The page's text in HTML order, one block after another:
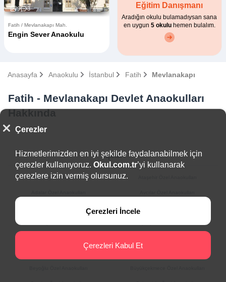
9 3
Fatih / Mevlanakapı Mah.
Engin Sever Anaokulu
Eğitim Danışmanı
Aradığın okulu bulamadıysan sana
en uygun 5 okuluhemen bulalım.
Anasayfa Anaokulu İstanbul Fatih Mevlanakapı
Fatih - Mevlanakapı Devlet Anaokulları
Hakkında
İlçeler
Arnavutköy Özel Anaokulları
Bağcılar Özel Anaokulları Bahçelievler Özel Anaokulları
Çerezler
Hizmetlerimizden en iyi şekilde faydalanabilmek için
çerezler kullanıyoruz. Okul.com.tr’yi kullanarak
çerezlere izin vermiş olursunuz.
Çerezleri İncele
Çerezleri Kabul Et